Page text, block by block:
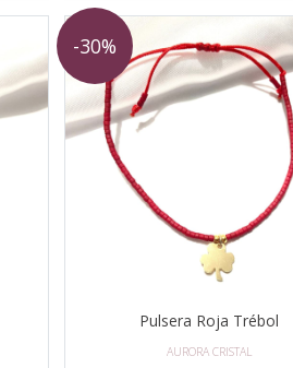
-30%
Pulsera Roja Trébol
AURORA CRISTAL